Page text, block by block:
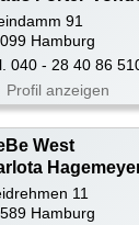
91
Hamburg
040 - 28 40 86
Profil anzeigen
West
11
Hamburg